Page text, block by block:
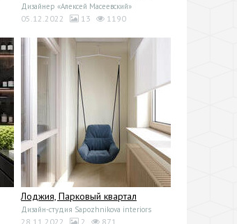
Дизайнер «Алексей Масеевский»
05.12.2022 13 1190
Лоджия, Парковый квартал
Дизайн-студия Sapozhnikova interiors
28.11.2022 2 871